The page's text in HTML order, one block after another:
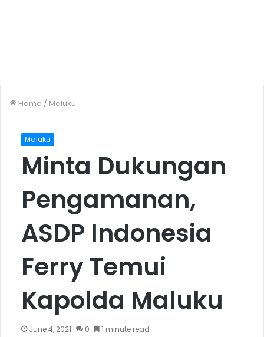
Home / Maluku
Maluku
Minta Dukungan
Pengamanan,
ASDP Indonesia
Ferry Temui
Kapolda Maluku
June 4, 2021 0 1 minute read